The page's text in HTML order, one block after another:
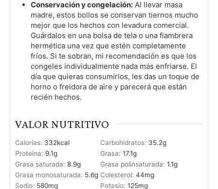
Conservación y congelación: Al llevar masa
madre, estos bollos se conservan tiernos mucho
mejor que los hechos con levadura comercial.
Guárdalos en una bolsa de tela o una fiambrera
hermética una vez que estén completamente
fríos. Si te sobran, mi recomendación es que los
congeles individualmente nada más enfriarse. El
día que quieras consumirlos, les das un toque de
horno o freidora de aire y parecerá que están
recién hechos.
VALOR NUTRITIVO
Calorías: 332kcal Carbohidratos: 35.2g
Proteina: 9.1g Grasa: 17.1g
Grasa saturada: 8.9g Grasa polinsaturada: 1.1g
Grasa monosaturada: 5.6g Colesterol: 44mg
Sodio: 580mg Potasio: 125mg